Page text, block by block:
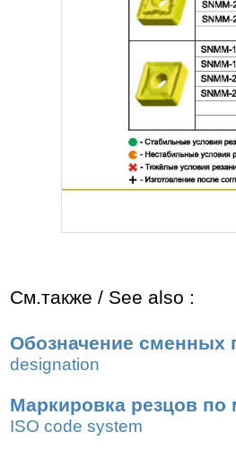
См.также / See also :
Обозначение сменных
designation
Маркировка резцов по
ISO code system